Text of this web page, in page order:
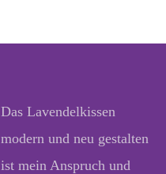
Das Lavendelkissen
modern und neu gestalten
ist mein Anspruch und